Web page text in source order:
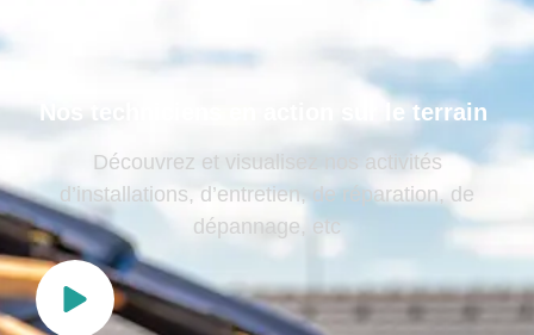
Nos techniciens en action sur le terrain
Découvrez et visualisez nos activités
d’installations, d’entretien, de réparation, de
dépannage, etc